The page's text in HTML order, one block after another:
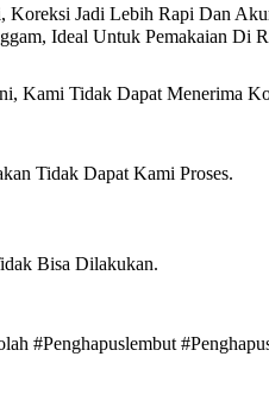
Jadi Lebih Rapi Dan
Ideal Untuk Pemakaian Di
Kami Tidak Dapat Menerima
Tidak Dapat Kami Proses.
Bisa Dilakukan.
#Penghapuslembut